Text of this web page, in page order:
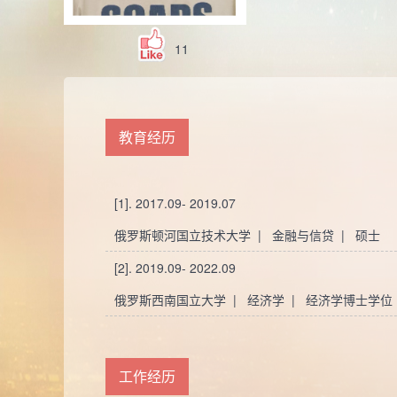
11
教育经历
[1]. 2017.09- 2019.07
俄罗斯顿河国立技术大学 | 金融与信贷 | 硕士
[2]. 2019.09- 2022.09
俄罗斯西南国立大学 | 经济学 | 经济学博士学位
工作经历